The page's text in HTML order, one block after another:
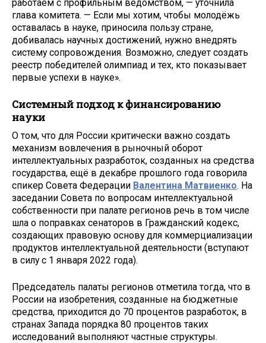
работаем с профильным ведомством, — уточнила
глава комитета. — Если мы хотим, чтобы молодёжь
оставалась в науке, приносила пользу стране,
добивалась научных достижений, нужно внедрять
систему сопровождения. Возможно, следует создать
реестр победителей олимпиад и тех, кто показывает
первые успехи в науке».
Системный подход к финансированию
науки
О том, что для России критически важно создать
механизм вовлечения в рыночный оборот
интеллектуальных разработок, созданных на средства
государства, ещё в декабре прошлого года говорила
спикер Совета Федерации Валентина Матвиенко. На
заседании Совета по вопросам интеллектуальной
собственности при палате регионов речь в том числе
шла о поправках сенаторов в Гражданский кодекс,
создающих правовую основу для коммерциализации
продуктов интеллектуальной деятельности (вступают
в силу с 1 января 2022 года).
Председатель палаты регионов отметила тогда, что в
России на изобретения, созданные на бюджетные
средства, приходится до 70 процентов разработок, в
странах Запада порядка 80 процентов таких
исследований выполняют частные структуры.